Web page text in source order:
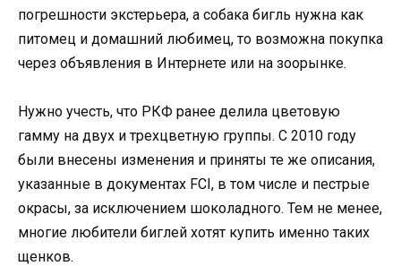
погрешности экстерьера, а собака бигль нужна как
питомец и домашний любимец, то возможна покупка
через объявления в Интернете или на зоорынке.
Нужно учесть, что РКФ ранее делила цветовую
гамму на двух и трехцветную группы. С 2010 году
были внесены изменения и приняты те же описания,
указанные в документах FCI, в том числе и пестрые
окрасы, за исключением шоколадного. Тем не менее,
многие любители биглей хотят купить именно таких
щенков.